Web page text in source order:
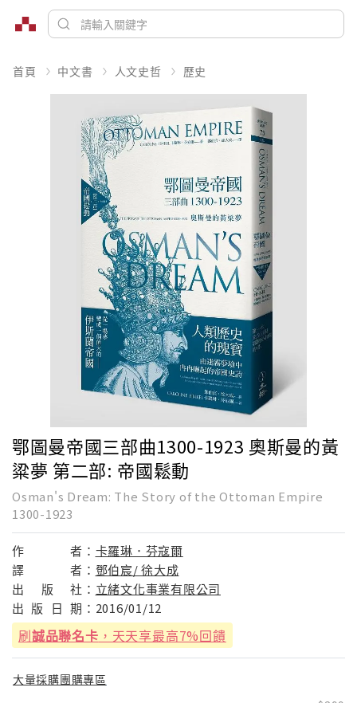
首頁 中文書 人文史哲 歷史
鄂圖曼帝國三部曲1300-1923 奧斯曼的黃
粱夢 第二部: 帝國鬆動
Osman's Dream: The Story of the Ottoman Empire
1300-1923
作 者： 卡羅琳．芬寇爾
譯
者： 鄧伯宸/ 徐大成
出
版 社： 立緒文化事業有限公司
出 版 日 期： 2016/01/12
刷誠品聯名卡 ，天天享最高7%回饋
大量採購團購專區